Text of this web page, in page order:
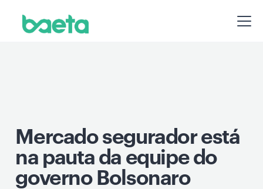
Mercado segurador está
na pauta da equipe do
governo Bolsonaro